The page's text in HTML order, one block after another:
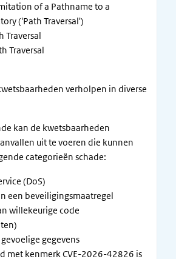
of a Pathname to a
('Path Traversal')
Traversal
Traversal
verholpen in diverse
kan de kwetsbaarheden
uit te voeren die kunnen
categorieën schade:
(DoS)
een beveiligingsmaatregel
willekeurige code
gegevens
met kenmerk CVE-2026-42826 is